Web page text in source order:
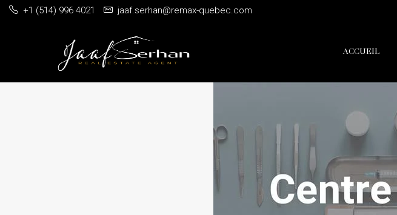
+1 (514) 996 4021 jaaf.serhan@remax-quebec.com
ACCUEIL